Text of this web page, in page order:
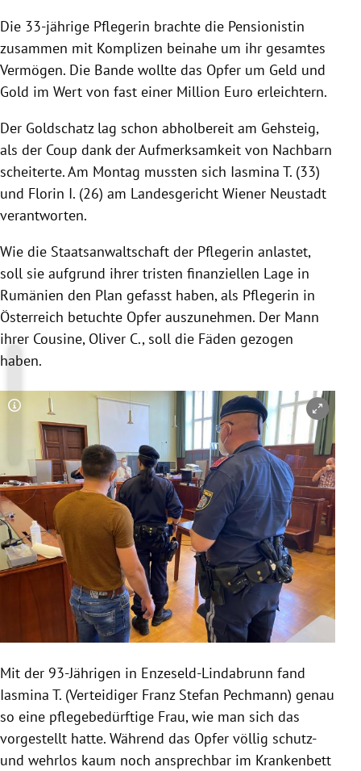
Die 33-jährige Pflegerin brachte die Pensionistin
zusammen mit Komplizen beinahe um ihr gesamtes
Vermögen. Die Bande wollte das Opfer um Geld und
Gold im Wert von fast einer Million Euro erleichtern.
Der Goldschatz lag schon abholbereit am Gehsteig,
als der Coup dank der Aufmerksamkeit von Nachbarn
scheiterte. Am Montag mussten sich Iasmina T. (33)
und Florin I. (26) am Landesgericht Wiener Neustadt
verantworten.
Wie die Staatsanwaltschaft der Pflegerin anlastet,
soll sie aufgrund ihrer tristen finanziellen Lage in
Rumänien den Plan gefasst haben, als Pflegerin in
Österreich betuchte Opfer auszunehmen. Der Mann
ihrer Cousine, Oliver C., soll die Fäden gezogen
haben.
Copyright-Hinweis öffnen/schließen
Mit der 93-Jährigen in Enzeseld-Lindabrunn fand
Iasmina T. (Verteidiger Franz Stefan Pechmann) genau
so eine pflegebedürftige Frau, wie man sich das
vorgestellt hatte. Während das Opfer völlig schutz-
und wehrlos kaum noch ansprechbar im Krankenbett